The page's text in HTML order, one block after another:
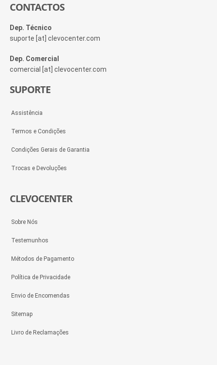
CONTACTOS
Dep. Técnico
suporte [at] clevocenter.com
Dep. Comercial
comercial [at] clevocenter.com
SUPORTE
Assistência
Termos e Condições
Condições Gerais de Garantia
Trocas e Devoluções
CLEVOCENTER
Sobre Nós
Testemunhos
Métodos de Pagamento
Política de Privacidade
Envio de Encomendas
Sitemap
Livro de Reclamações